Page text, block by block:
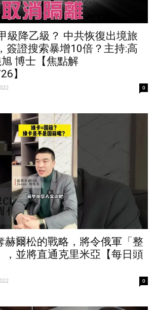
級降乙級？ 中共恢復出境旅
簽證搜索暴增10倍？主持:高
博士【焦點解
】
0
赫爾松的戰略，將令俄軍「整
，並將直通克里米亞【每日頭
0